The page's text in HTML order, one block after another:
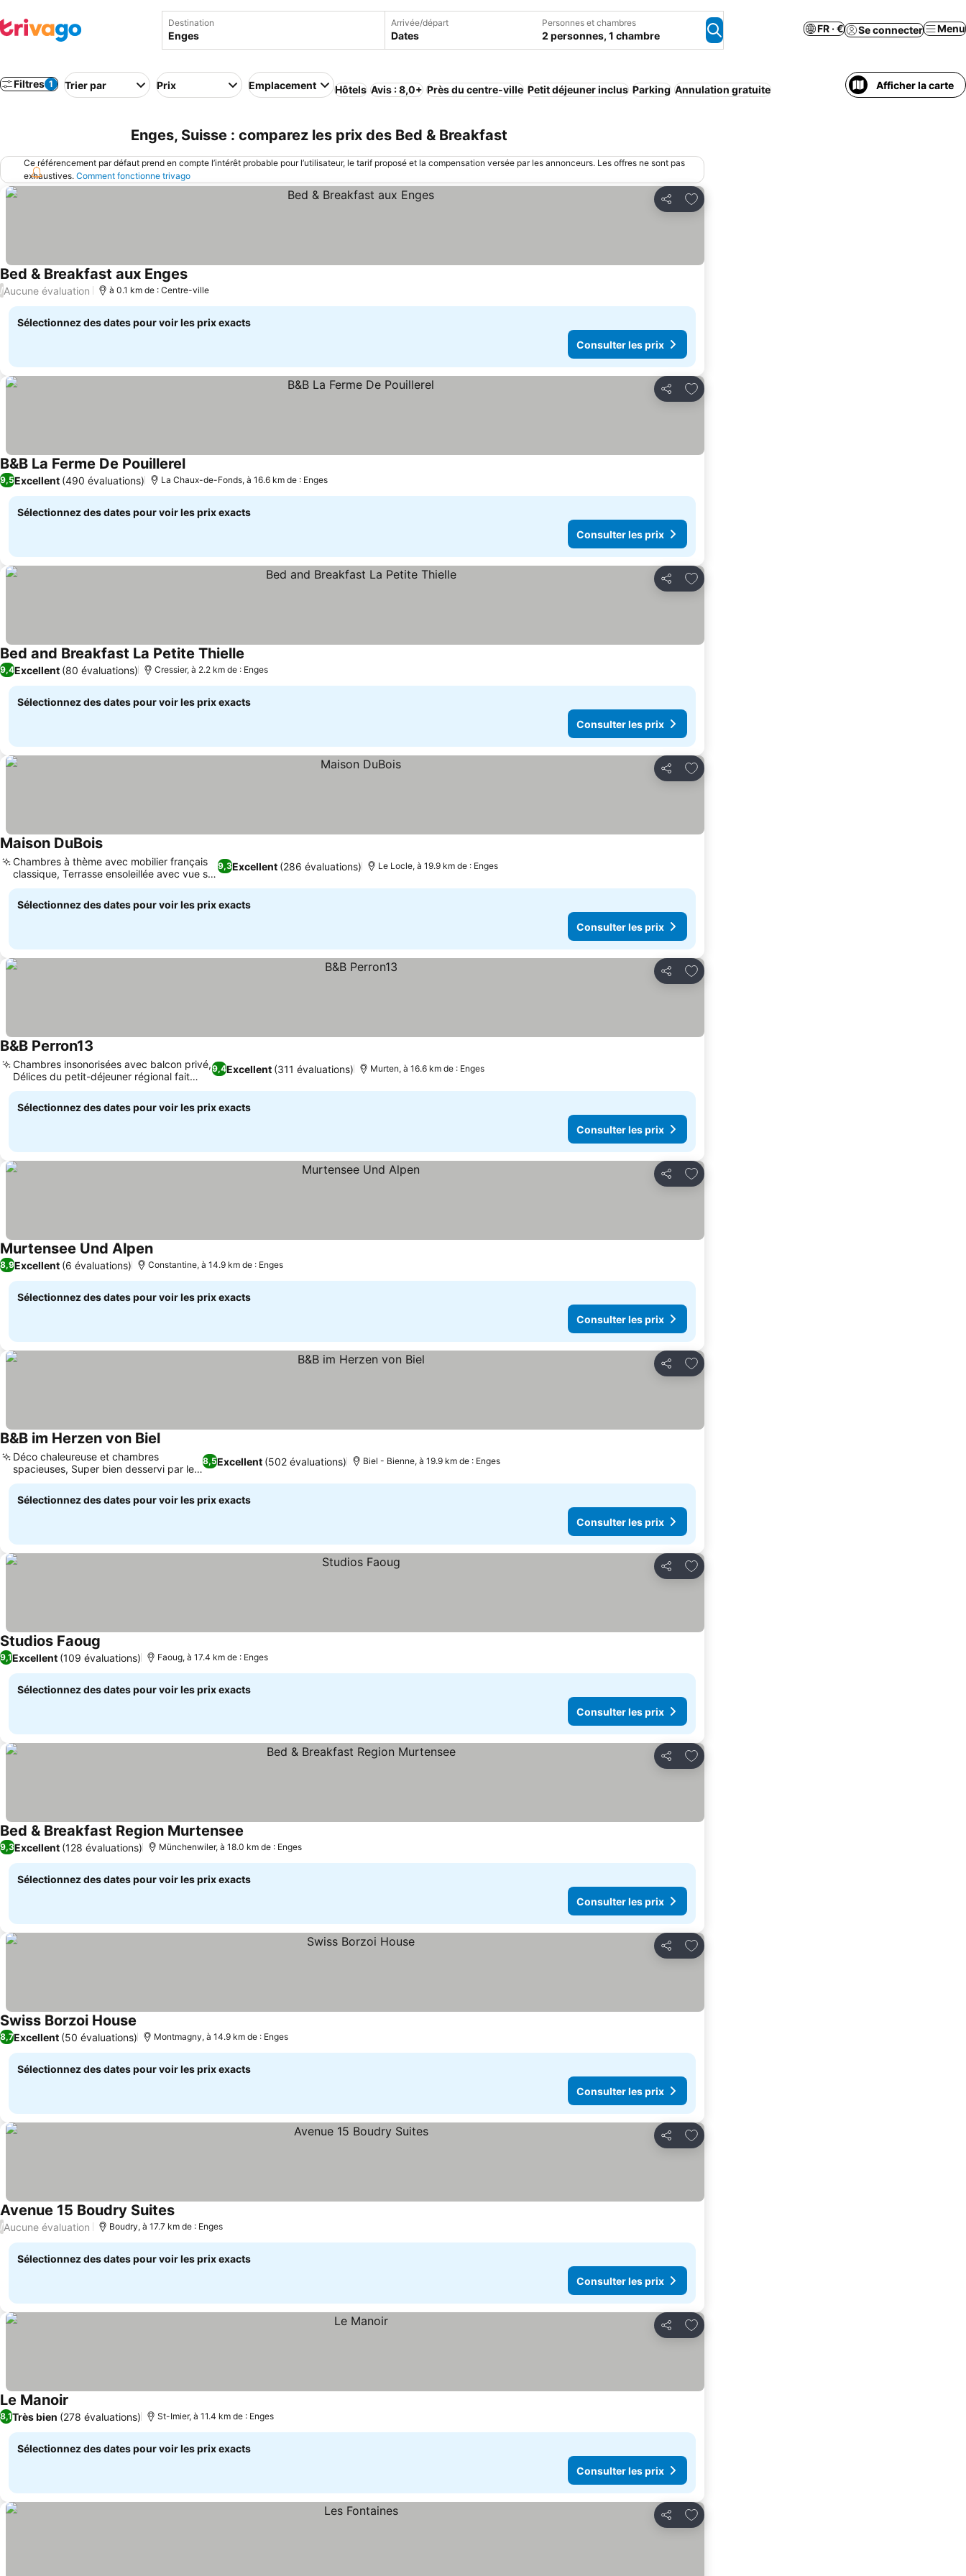
Destination Arrivée/départ
Dates
Personnes et chambres
2 personnes, 1 chambre
FR · € Se connecter Menu
Filtres 1 Trier par Prix Emplacement Hôtels Avis : 8,0+ Près du centre-ville Petit déjeuner inclus Parking Annulation gratuite Afficher la carte
Enges, Suisse : comparez les prix des Bed & Breakfast
Ce référencement par défaut prend en compte l’intérêt probable pour l’utilisateur, le tarif proposé et la compensation versée par les annonceurs. Les offres ne sont pas
exhaustives. Comment fonctionne trivago
Partager
Ajouter à mes favoris
Bed & Breakfast aux Enges
/Aucune évaluation à 0.1 km de : Centre-ville
Sélectionnez des dates pour voir les prix exacts
Consulter les prix
Partager
Ajouter à mes favoris
B&B La Ferme De Pouillerel
9,5Excellent (490 évaluations) La Chaux-de-Fonds, à 16.6 km de : Enges
Sélectionnez des dates pour voir les prix exacts
Consulter les prix
Partager
Ajouter à mes favoris
Bed and Breakfast La Petite Thielle
9,4Excellent (80 évaluations) Cressier, à 2.2 km de : Enges
Sélectionnez des dates pour voir les prix exacts
Consulter les prix
Partager
Ajouter à mes favoris
Maison DuBois
9,3Excellent (286 évaluations)
Chambres à thème avec mobilier français
classique, Terrasse ensoleillée avec vue sur
la ville
Le Locle, à 19.9 km de : Enges
Sélectionnez des dates pour voir les prix exacts
Consulter les prix
Partager
Ajouter à mes favoris
B&B Perron13
9,4Excellent (311 évaluations)
Chambres insonorisées avec balcon privé,
Délices du petit-déjeuner régional fait
maison
Murten, à 16.6 km de : Enges
Sélectionnez des dates pour voir les prix exacts
Consulter les prix
Partager
Ajouter à mes favoris
Murtensee Und Alpen
8,9Excellent (6 évaluations) Constantine, à 14.9 km de : Enges
Sélectionnez des dates pour voir les prix exacts
Consulter les prix
Partager
Ajouter à mes favoris
B&B im Herzen von Biel
8,5Excellent (502 évaluations)
Déco chaleureuse et chambres
spacieuses, Super bien desservi par les
transports
Biel - Bienne, à 19.9 km de : Enges
Sélectionnez des dates pour voir les prix exacts
Consulter les prix
Partager
Ajouter à mes favoris
Studios Faoug
9,1Excellent (109 évaluations) Faoug, à 17.4 km de : Enges
Sélectionnez des dates pour voir les prix exacts
Consulter les prix
Partager
Ajouter à mes favoris
Bed & Breakfast Region Murtensee
9,3Excellent (128 évaluations) Münchenwiler, à 18.0 km de : Enges
Sélectionnez des dates pour voir les prix exacts
Consulter les prix
Partager
Ajouter à mes favoris
Swiss Borzoi House
8,7Excellent (50 évaluations) Montmagny, à 14.9 km de : Enges
Sélectionnez des dates pour voir les prix exacts
Consulter les prix
Partager
Ajouter à mes favoris
Avenue 15 Boudry Suites
/Aucune évaluation Boudry, à 17.7 km de : Enges
Sélectionnez des dates pour voir les prix exacts
Consulter les prix
Partager
Ajouter à mes favoris
Le Manoir
8,1Très bien (278 évaluations) St-Imier, à 11.4 km de : Enges
Sélectionnez des dates pour voir les prix exacts
Consulter les prix
Partager
Ajouter à mes favoris